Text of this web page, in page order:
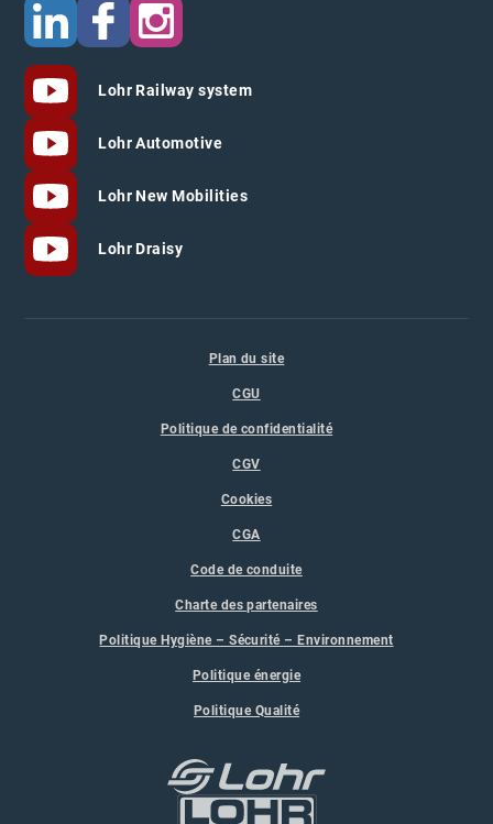
Lohr Railway system
Lohr Automotive
Lohr New Mobilities
Lohr Draisy
Plan du site
CGU
Politique de confidentialité
CGV
Cookies
CGA
Code de conduite
Charte des partenaires
Politique Hygiène – Sécurité – Environnement
Politique énergie
Politique Qualité